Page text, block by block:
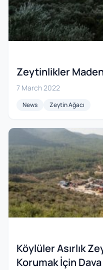
Zeytinlikler
7 March 2022
News Zeytin Ağacı
Köylüler Asırlık
Korumak İçin Dava